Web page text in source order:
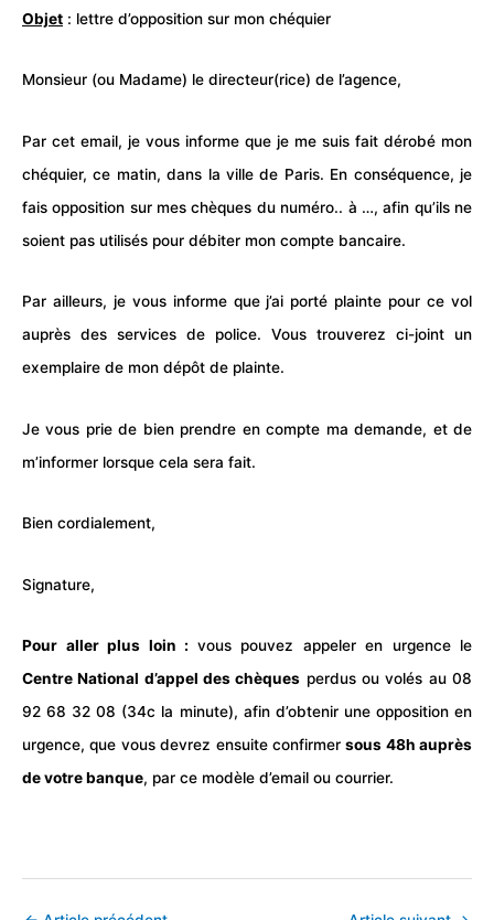
Objet : lettre d’opposition sur mon chéquier
Monsieur (ou Madame) le directeur(rice) de l’agence,
Par cet email, je vous informe que je me suis fait dérobé mon
chéquier, ce matin, dans la ville de Paris. En conséquence, je
fais opposition sur mes chèques du numéro.. à …, afin qu’ils ne
soient pas utilisés pour débiter mon compte bancaire.
Par ailleurs, je vous informe que j’ai porté plainte pour ce vol
auprès des services de police. Vous trouverez ci-joint un
exemplaire de mon dépôt de plainte.
Je vous prie de bien prendre en compte ma demande, et de
m’informer lorsque cela sera fait.
Bien cordialement,
Signature,
Pour aller plus loin : vous pouvez appeler en urgence le
Centre National d’appel des chèques perdus ou volés au 08
92 68 32 08 (34c la minute), afin d’obtenir une opposition en
urgence, que vous devrez ensuite confirmersous 48h auprès
de votre banque, par ce modèle d’email ou courrier.